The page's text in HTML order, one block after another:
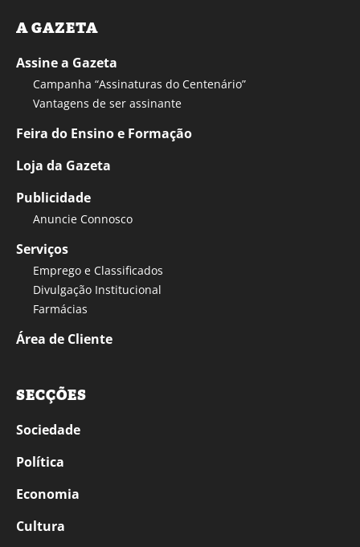
A GAZETA
Assine a Gazeta
Campanha “Assinaturas do Centenário”
Vantagens de ser assinante
Feira do Ensino e Formação
Loja da Gazeta
Publicidade
Anuncie Connosco
Serviços
Emprego e Classificados
Divulgação Institucional
Farmácias
Área de Cliente
SECÇÕES
Sociedade
Política
Economia
Cultura